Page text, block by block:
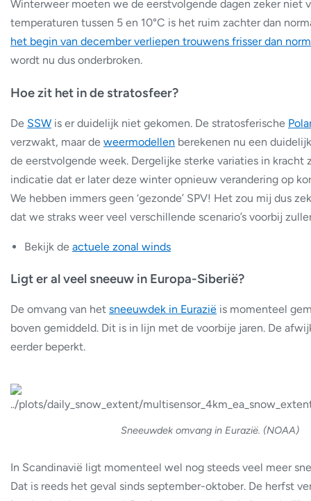
Winterweer moeten we de eerstvolgende dagen zeker niet
temperaturen tussen 5 en 10°C is het ruim zachter dan
het begin van december verliepen trouwens frisser dan
wordt nu dus onderbroken.
Hoe zit het in de stratosfeer?
De SSW is er duidelijk niet gekomen. De stratosferische
verzwakt, maar de weermodellen berekenen nu een
de eerstvolgende week. Dergelijke sterke variaties in kracht
indicatie dat er later deze winter opnieuw verandering op
We hebben immers geen ‘gezonde’ SPV! Het zou mij dus
dat we straks weer veel verschillende scenario’s voorbij
Bekijk de actuele zonal winds
Ligt er al veel sneeuw in Europa-Siberië?
De omvang van het sneeuwdek in Eurazië is momenteel
boven gemiddeld. Dit is in lijn met de voorbije jaren. De
eerder beperkt.
Sneeuwdek omvang in Eurazië. (NOAA)
In Scandinavië ligt momenteel wel nog steeds veel meer
Dat is reeds het geval sinds september-oktober. De herfst